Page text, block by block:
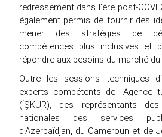
redressement dans l'ère post-
également permis de fournir des
mener des stratégies de
compétences plus inclusives et
répondre aux besoins du marché du
Outre les sessions techniques
experts compétents de l'Agence
(İŞKUR), des représentants
nationales des services
d'Azerbaïdjan, du Cameroun et de